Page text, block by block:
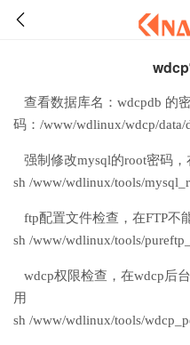
查看数据库名：wdcpdb 的
码：/www/wdlinux/wdcp/data/
强制修改mysql的root密码
sh /www/wdlinux/tools/
ftp配置文件检查，在FTP不
sh /www/wdlinux/tools/
wdcp权限检查，在wdcp后
用
sh /www/wdlinux/tools/